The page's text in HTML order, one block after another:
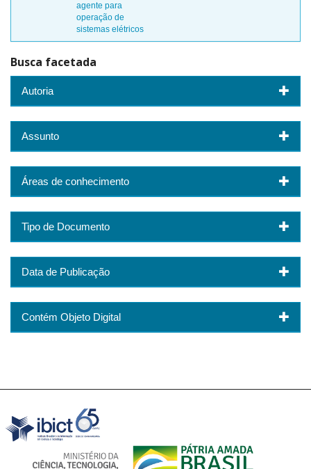
agente para
operação de
sistemas elétricos
Busca facetada
Autoria
Assunto
Áreas de conhecimento
Tipo de Documento
Data de Publicação
Contém Objeto Digital